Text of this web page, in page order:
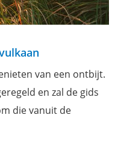
van een ontbijt.
en zal de gids
die vanuit de